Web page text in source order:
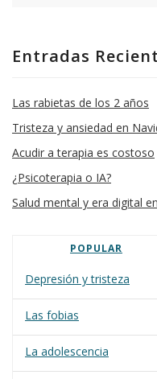
Entradas
Las rabietas de los 2 años
Tristeza y ansiedad en
Acudir a terapia es costoso
¿Psicoterapia o IA?
Salud mental y era digital
POPULAR
Depresión y tristeza
Las fobias
La adolescencia